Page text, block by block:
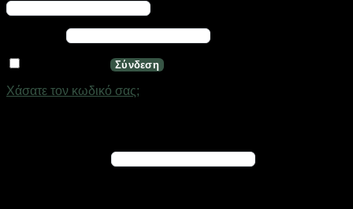
Απαιτείται
Σύνδεση
Χάσατε τον κωδικό σας;
Απαιτείται